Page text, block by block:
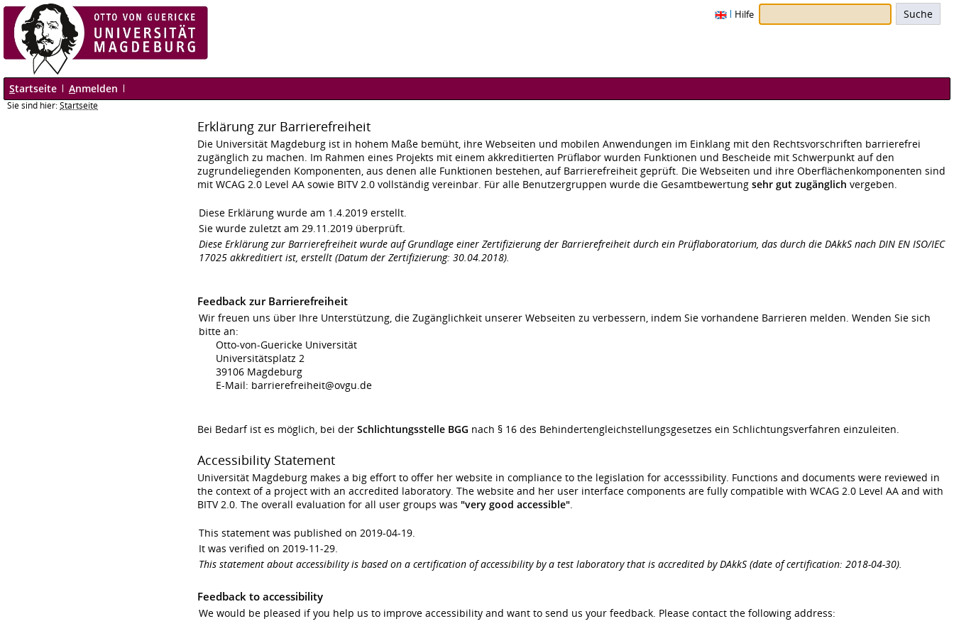
Hilfe
Startseite Anmelden
Sie sind hier: Startseite
Erklärung zur Barrierefreiheit
Die Universität Magdeburg ist in hohem Maße bemüht, ihre Webseiten und mobilen Anwendungen im Einklang mit den Rechtsvorschriften barrierefrei
zugänglich zu machen. Im Rahmen eines Projekts mit einem akkreditierten Prüflabor wurden Funktionen und Bescheide mit Schwerpunkt auf den
zugrundeliegenden Komponenten, aus denen alle Funktionen bestehen, auf Barrierefreiheit geprüft. Die Webseiten und ihre Oberflächenkomponenten sind
mit WCAG 2.0 Level AA sowie BITV 2.0 vollständig vereinbar. Für alle Benutzergruppen wurde die Gesamtbewertung sehr gut zugänglich vergeben.
Diese Erklärung wurde am 1.4.2019 erstellt.
Sie wurde zuletzt am 29.11.2019 überprüft.
Diese Erklärung zur Barrierefreiheit wurde auf Grundlage einer Zertifizierung der Barrierefreiheit durch ein Prüflaboratorium, das durch die DAkkS nach DIN EN ISO/IEC
17025 akkreditiert ist, erstellt (Datum der Zertifizierung: 30.04.2018).
Feedbackzur Barrierefreiheit
Wir freuen uns über Ihre Unterstützung, die Zugänglichkeit unserer Webseiten zu verbessern, indem Sie vorhandene Barrieren melden. Wenden Sie sich
bitte an:
Otto-von-Guericke Universität
Universitätsplatz 2
39106 Magdeburg
E-Mail: barrierefreiheit@ovgu.de
Bei Bedarf ist es möglich, bei der Schlichtungsstelle BGG nach § 16 des Behindertengleichstellungsgesetzes ein Schlichtungsverfahren einzuleiten.
Accessibility Statement
Universität Magdeburg makes a big effort to offer her website in compliance to the legislation for accesssibility. Functions and documents were reviewed in
the context of a project with an accredited laboratory. The website and her user interface components are fully compatible with WCAG 2.0 Level AA and with
BITV 2.0. The overall evaluation for all user groups was "very good accessible".
This statement was published on 2019-04-19.
It was verified on 2019-11-29.
This statement about accessibility is based on a certification of accessibility by a test laboratory that is accredited by DAkkS (date of certification: 2018-04-30).
Feedback to accessibility
We would be pleased if you help us to improve accessibility and want to send us your feedback. Please contact the following address: